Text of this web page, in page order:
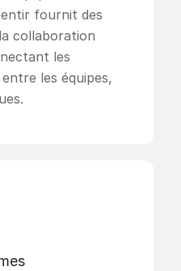
fournit des
collaboration
les
les équipes,